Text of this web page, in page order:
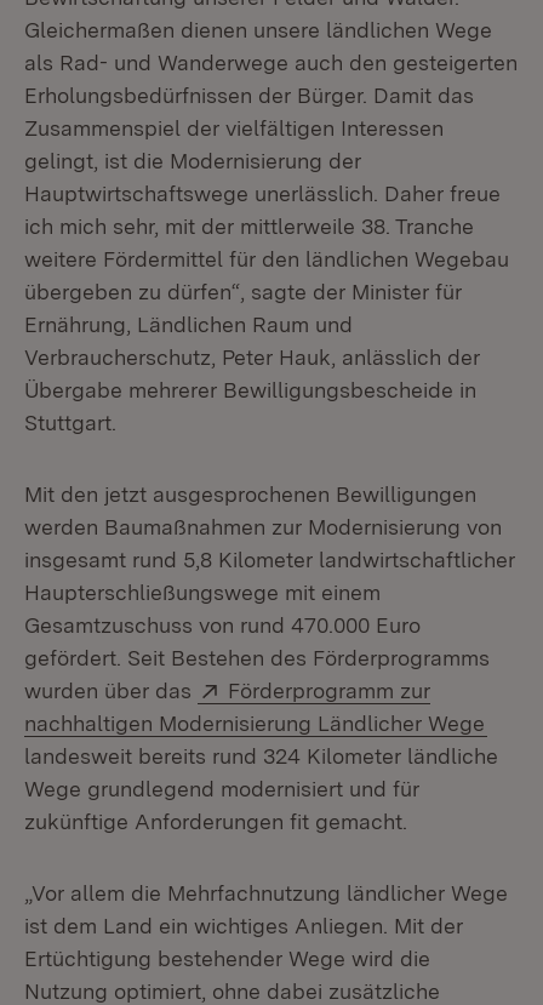
Gleichermaßen dienen unsere ländlichen Wege
als Rad- und Wanderwege auch den gesteigerten
Erholungsbedürfnissen der Bürger. Damit das
Zusammenspiel der vielfältigen Interessen
gelingt, ist die Modernisierung der
Hauptwirtschaftswege unerlässlich. Daher freue
ich mich sehr, mit der mittlerweile 38. Tranche
weitere Fördermittel für den ländlichen Wegebau
übergeben zu dürfen“, sagte der Minister für
Ernährung, Ländlichen Raum und
Verbraucherschutz, Peter Hauk, anlässlich der
Übergabe mehrerer Bewilligungsbescheide in
Stuttgart.
Mit den jetzt ausgesprochenen Bewilligungen
werden Baumaßnahmen zur Modernisierung von
insgesamt rund 5,8 Kilometer landwirtschaftlicher
Haupterschließungswege mit einem
Gesamtzuschuss von rund 470.000 Euro
gefördert. Seit Bestehen des Förderprogramms
wurden über das
Extern:
Förderprogramm zur
nachhaltigen Modernisierung Ländlicher Wege
landesweit bereits rund 324 Kilometer ländliche
Wege grundlegend modernisiert und für
zukünftige Anforderungen fit gemacht.
„Vor allem die Mehrfachnutzung ländlicher Wege
ist dem Land ein wichtiges Anliegen. Mit der
Ertüchtigung bestehender Wege wird die
Nutzung optimiert, ohne dabei zusätzliche